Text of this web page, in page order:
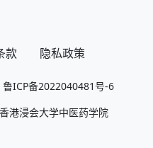
款 隐私政策
鲁ICP备2022040481号-6
港浸会大学中医药学院